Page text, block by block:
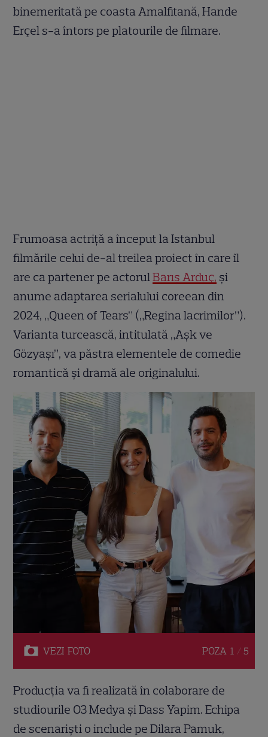
binemeritată pe coasta Amalfitană, Hande
Erçel s-a întors pe platourile de filmare.
Frumoasa actriță a început la Istanbul
filmările celui de-al treilea proiect în care îl
are ca partener pe actorulBarış Arduç, și
anume adaptarea serialului coreean din
2024, „Queen of Tears” („Regina lacrimilor”).
Varianta turcească, intitulată „Aşk ve
Gözyaşı”, va păstra elementele de comedie
romantică și dramă ale originalului.
VEZI FOTO POZA 1 / 5
Producția va fi realizată în colaborare de
studiourile O3 Medya și Dass Yapim. Echipa
de scenariști o include pe Dilara Pamuk,